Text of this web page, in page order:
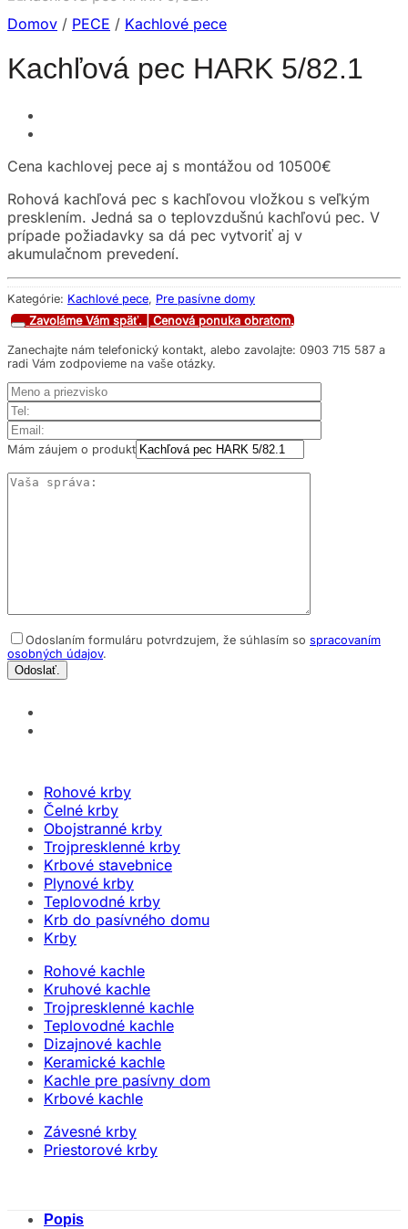
Domov / PECE / Kachlové pece
Kachľová pec HARK 5/82.1
Cena kachlovej pece aj s montážou od 10500€
Rohová kachľová pec s kachľovou vložkou s veľkým
presklením. Jedná sa o teplovzdušnú kachľovú pec. V
prípade požiadavky sa dá pec vytvoriť aj v
akumulačnom prevedení.
Kategórie: Kachlové pece, Pre pasívne domy
Zavoláme Vám späť. | Cenová ponuka obratom.
Zanechajte nám telefonický kontakt, alebo zavolajte: 0903 715 587 a
radi Vám zodpovieme na vaše otázky.
Mám záujem o produkt
Odoslaním formuláru potvrdzujem, že súhlasím so spracovaním
osobných údajov.
Rohové krby
Čelné krby
Obojstranné krby
Trojpresklenné krby
Krbové stavebnice
Plynové krby
Teplovodné krby
Krb do pasívného domu
Krby
Rohové kachle
Kruhové kachle
Trojpresklenné kachle
Teplovodné kachle
Dizajnové kachle
Keramické kachle
Kachle pre pasívny dom
Krbové kachle
Závesné krby
Priestorové krby
Popis